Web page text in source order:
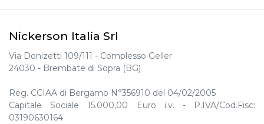
Nickerson Italia Srl
Via Donizetti 109/111 - Complesso Geller
24030 - Brembate di Sopra (BG)
Reg. CCIAA di Bergamo N°356910 del 04/02/2005
Capitale Sociale 15.000,00 Euro i.v. - P.IVA/Cod.Fisc:
03190630164